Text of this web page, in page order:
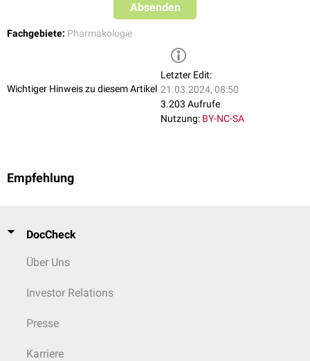
Absenden
Fachgebiete: Pharmakologie
Wichtiger Hinweis zu diesem Artikel
Letzter Edit:
21.03.2024, 08:50
3.203 Aufrufe
Nutzung: BY-NC-SA
Empfehlung
DocCheck
Über Uns
Investor Relations
Presse
Karriere